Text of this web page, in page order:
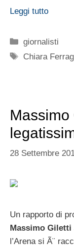
Leggi tutto
Categorie
giornalisti
Tag
Chiara
Massimo
28 Settembre
Un rapporto di
Massimo Giletti
l’Arena si Ã¨